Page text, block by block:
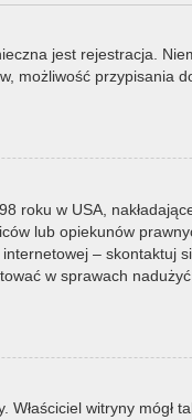
jest rejestracja.
możliwość
w USA,
lub opiekunów
– skontaktuj
w sprawach
witryny